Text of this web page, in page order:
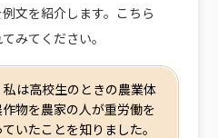
文を紹介します。こちら
みてください。
は高校生のときの農業体
物を農家の人が重労働を
いたことを知りました。